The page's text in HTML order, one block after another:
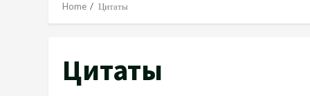
Home Цитаты
Цитаты